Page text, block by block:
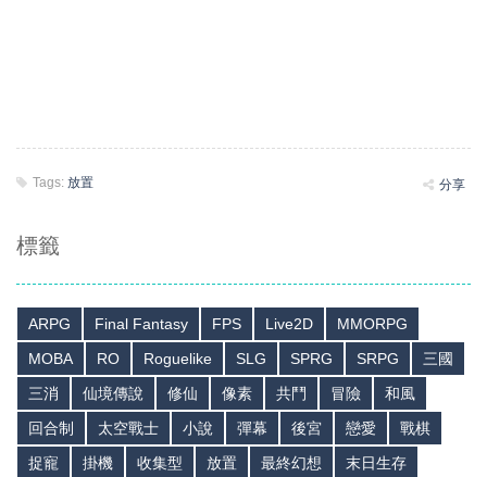
Tags: 放置 分享
標籤
ARPG Final Fantasy FPS Live2D
MMORPG
MOBA
RO Roguelike SLG SPRG SRPG
三國
三消
仙境傳說 修仙 像素 共鬥 冒險
和風
回合制
太空戰士 小說 彈幕 後宮 戀愛
戰棋
捉寵
掛機 收集型 放置 最終幻想
末日生存